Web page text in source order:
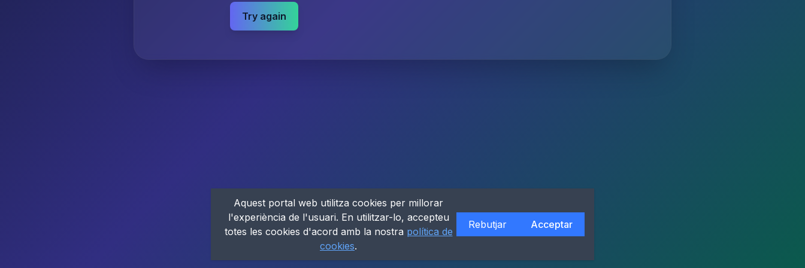
Try again
Aquest portal web utilitza cookies per millorar
l'experiència de l'usuari. En utilitzar-lo, accepteu
totes les cookies d'acord amb la nostra política de
cookies.
Rebutjar Acceptar